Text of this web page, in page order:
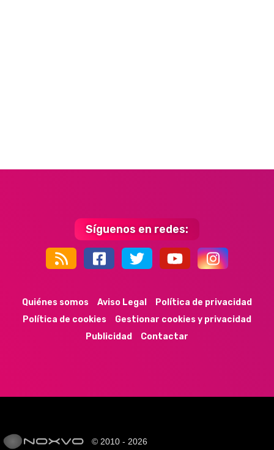
Síguenos en redes:
44k 9k 35k 352
Quiénes somos Aviso Legal
Política de privacidad
Política de cookies
Gestionar cookies y privacidad
Publicidad
Contactar
© 2010 - 2026